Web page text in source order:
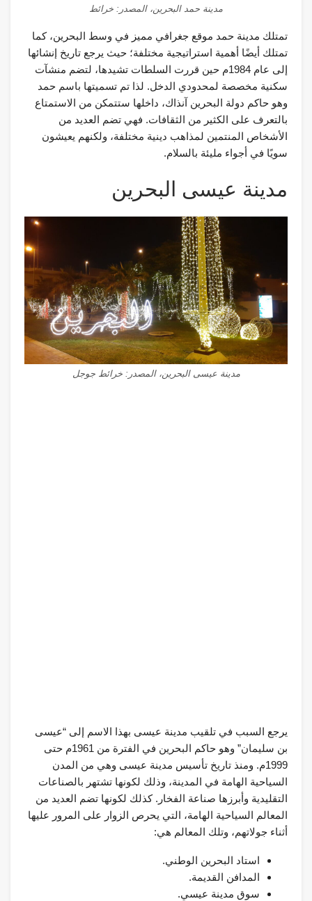
مدينة حمد البحرين، المصدر: خرائط
تمتلك مدينة حمد موقع جغرافي مميز في وسط البحرين، كما
تمتلك أيضًا أهمية استراتيجية مختلفة؛ حيث يرجع تاريخ إنشائها
إلى عام 1984م حين قررت السلطات تشيدها، لتضم منشآت
سكنية مخصصة لمحدودي الدخل. لذا تم تسميتها باسم حمد
وهو حاكم دولة البحرين آنذاك، داخلها ستتمكن من الاستمتاع
بالتعرف على الكثير من الثقافات. فهي تضم العديد من
الأشخاص المنتمين لمذاهب دينية مختلفة، ولكنهم يعيشون
سويًا في أجواء مليئة بالسلام.
مدينة عيسى البحرين
مدينة عيسى البحرين، المصدر: خرائط جوجل
يرجع السبب في تلقيب مدينة عيسى بهذا الاسم إلى “عيسى
بن سليمان” وهو حاكم البحرين في الفترة من 1961م حتى
1999م. ومنذ تاريخ تأسيس مدينة عيسى وهي من المدن
السياحية الهامة في المدينة، وذلك لكونها تشتهر بالصناعات
التقليدية وأبرزها صناعة الفخار. كذلك لكونها تضم العديد من
المعالم السياحية الهامة، التي يحرص الزوار على المرور عليها
أثناء جولاتهم، وتلك المعالم هي:
استاد البحرين الوطني.
المدافن القديمة.
سوق مدينة عيسي.